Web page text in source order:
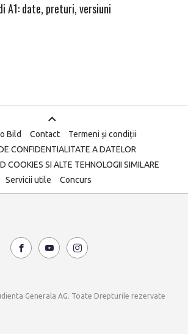
A1: date, preturi, versiuni
Bild Contact
Termeni și condiții
CONFIDENTIALITATE A DATELOR
COOKIES SI ALTE TEHNOLOGII SIMILARE
Servicii utile
Concurs
Generala AG. Toate Drepturile rezervate